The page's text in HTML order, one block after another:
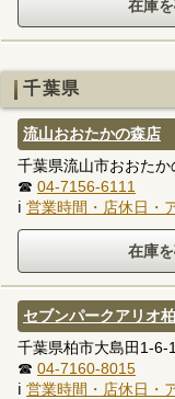
千葉県
流山おおたかの森店
千葉県流山市おおた
☎ 04-7156-6111
ℹ 営業時間・店休日・
セブンパークアリオ
千葉県柏市大島田1-6-
☎ 04-7160-8015
ℹ 営業時間・店休日・